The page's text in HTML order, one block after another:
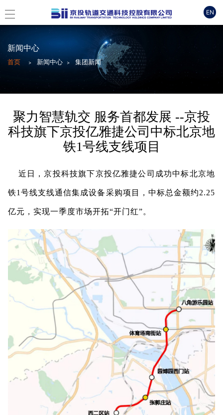
EN
新闻中心
首页 新闻中心 集团新闻
聚力智慧轨交 服务首都发展 --京投
科技旗下京投亿雅捷公司中标北京地
铁1号线支线项目
近日，京投科技旗下京投亿雅捷公司成功中标北京地
铁1号线支线通信集成设备采购项目，中标总金额约2.25
亿元，实现一季度市场开拓“开门红”。